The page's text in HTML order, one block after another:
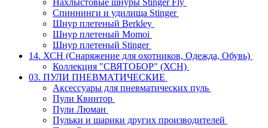
Нахлыстовые шнуры Stinger Fly
Спиннинги и удилища Stinger
Шнур плетеный Berkley
Шнур плетеный Momoi
Шнур плетеный Stinger
14. ХСН (Снаряжение для охотников, Одежда, Обувь)
Коллекция "СВЯТОБОР" (ХСН)
03. ПУЛИ ПНЕВМАТИЧЕСКИЕ
Аксессуары для пневматических пуль
Пули Квинтор
Пули Люман
Пульки и шарики других производителей